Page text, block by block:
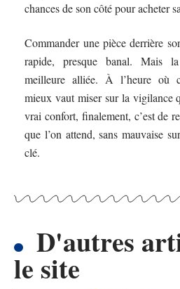
chances de son côté pour acheter
Commander une pièce derrière
rapide, presque banal. Mais
meilleure alliée. À l’heure où
mieux vaut miser sur la vigilance
vrai confort, finalement, c’est de
que l’on attend, sans mauvaise
clé.
D'autres
le site